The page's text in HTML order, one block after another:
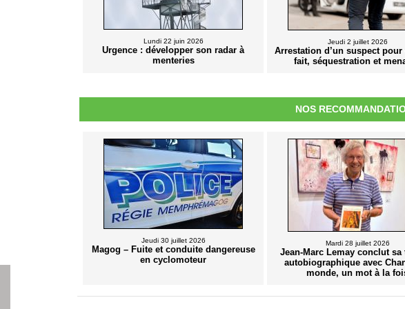
Lundi 22 juin 2026
Urgence : développer son radar à
menteries
Jeudi 2 juillet 2026
Arrestation d’un suspect pour
fait, séquestration et
NOS
Jeudi 30 juillet 2026
Magog – Fuite et conduite dangereuse
en cyclomoteur
Mardi 28 juillet 2026
Jean-Marc Lemay conclut
autobiographique avec
monde, un mot à la